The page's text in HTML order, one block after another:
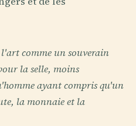
comme un souverain
la selle, moins
ayant compris qu'un
la monnaie et la